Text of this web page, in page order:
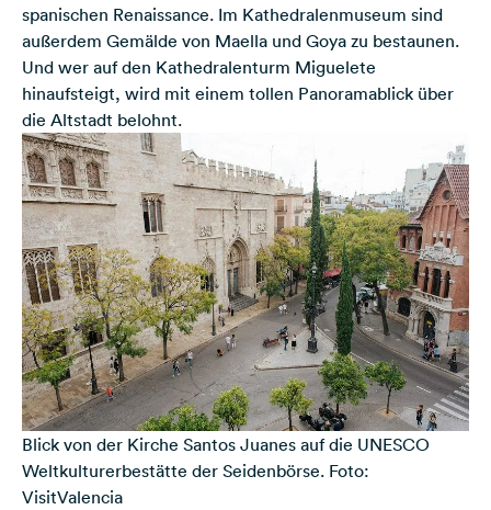
spanischen Renaissance. Im Kathedralenmuseum sind
außerdem Gemälde von Maella und Goya zu bestaunen.
Und wer auf den Kathedralenturm Miguelete
hinaufsteigt, wird mit einem tollen Panoramablick über
die Altstadt belohnt.
Blick von der Kirche Santos Juanes auf die UNESCO
Weltkulturerbestätte der Seidenbörse. Foto:
VisitValencia